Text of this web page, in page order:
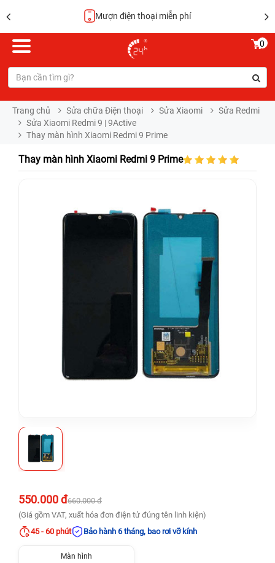
Mượn điện thoại miễn phí
0
Trang chủ Sửa chữa Điện thoại Sửa Xiaomi
Sửa Redmi
Sửa Xiaomi Redmi 9 | 9Active
Thay màn hình Xiaomi Redmi 9 Prime
Thay màn hình Xiaomi Redmi 9 Prime
550.000 đ660.000 đ
(Giá gồm VAT, xuất hóa đơn điện tử đúng tên linh kiện)
45 - 60 phút
Bảo hành 6 tháng, bao rơi vỡ kính
Màn hình